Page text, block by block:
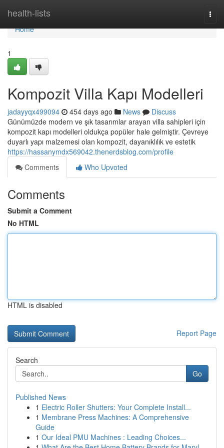
health-lists
Home
Home
1
Kompozit Villa Kapı Modelleri
jadayyqx499094 454 days ago News
Discuss
Günümüzde modern ve şık tasarımlar arayan villa sahipleri için
kompozit kapı modelleri oldukça popüler hale gelmiştir. Çevreye
duyarlı yapı malzemesi olan kompozit, dayanıklılık ve estetik
https://hassanymdx569042.thenerdsblog.com/profile
Comments
Who Upvoted
Comments
Submit a Comment
No HTML
HTML is disabled
Report Page
Search
Go
Published News
1 Electric Roller Shutters: Your Complete Install...
1 Membrane Press Machines: A Comprehensive
Guide
1 Our Ideal PMU Machines : Leading Choices...